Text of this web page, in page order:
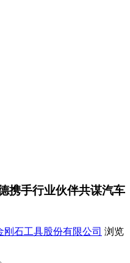
携手行业伙伴共谋汽车
刚石工具股份有限公司 浏览